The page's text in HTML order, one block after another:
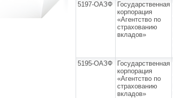
5197-ОАЗФ
Государственная
корпорация
«Агентство по
страхованию
вкладов»
5195-ОАЗФ
Государственная
корпорация
«Агентство по
страхованию
вкладов»